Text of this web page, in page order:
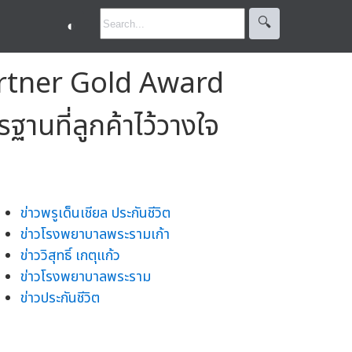
◐ 🔍︎
Gold Award
นที่ลูกค้าไว้วางใจ
ข่าวพรูเด็นเชียล ประกันชีวิต
ข่าวโรงพยาบาลพระรามเก้า
ข่าววิสุทธิ์ เกตุแก้ว
ข่าวโรงพยาบาลพระราม
ข่าวประกันชีวิต